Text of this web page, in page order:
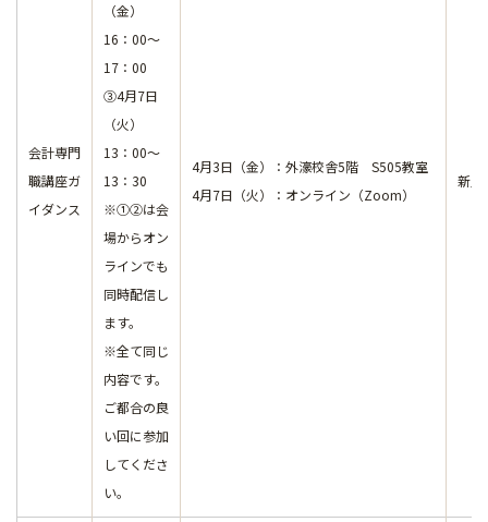
会計専門
職講座ガ
イダンス
（金）
16：00～
17：00
③4月7日
（火）
13：00～
13：30
※①②は会
場からオン
ラインでも
同時配信し
ます。
※全て同じ
内容です。
ご都合の良
い回に参加
してくださ
い。
4月3日（金）：外濠校舎5階 S505教室
4月7日（火）：オンライン（Zoom）
新入